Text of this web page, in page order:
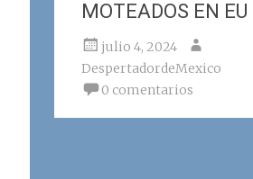
MOTEADOS EN EU
julio 4, 2024
DespertadordeMexico
0 comentarios